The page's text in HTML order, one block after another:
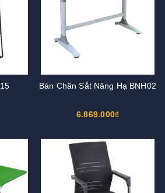
Bàn Chân Sắt Nâng Hạ BNH02
6.869.000₫